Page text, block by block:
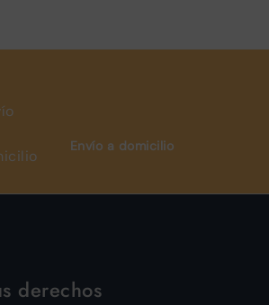
Envío a domicilio
derechos